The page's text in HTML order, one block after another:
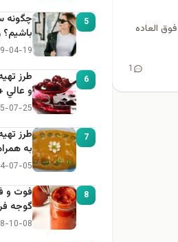
فوق العاده
1
5
چگونه
خانگی
04-19
6
طرز
و عالي
07-25
7
طرز
به
07-05
8
فوت و
گوجه
10-08